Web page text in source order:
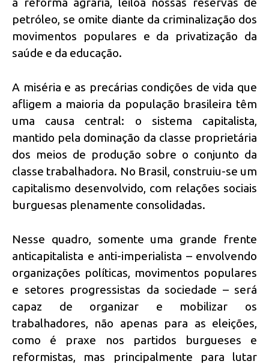
petróleo, se omite diante da criminalização dos
movimentos populares e da privatização da
saúde e da educação.
A miséria e as precárias condições de vida que
afligem a maioria da população brasileira têm
uma causa central: o sistema capitalista,
mantido pela dominação da classe proprietária
dos meios de produção sobre o conjunto da
classe trabalhadora. No Brasil, construiu-se um
capitalismo desenvolvido, com relações sociais
burguesas plenamente consolidadas.
Nesse quadro, somente uma grande frente
anticapitalista e anti-imperialista – envolvendo
organizações políticas, movimentos populares
e setores progressistas da sociedade – será
capaz de organizar e mobilizar os
trabalhadores, não apenas para as eleições,
como é praxe nos partidos burgueses e
reformistas, mas principalmente para lutar